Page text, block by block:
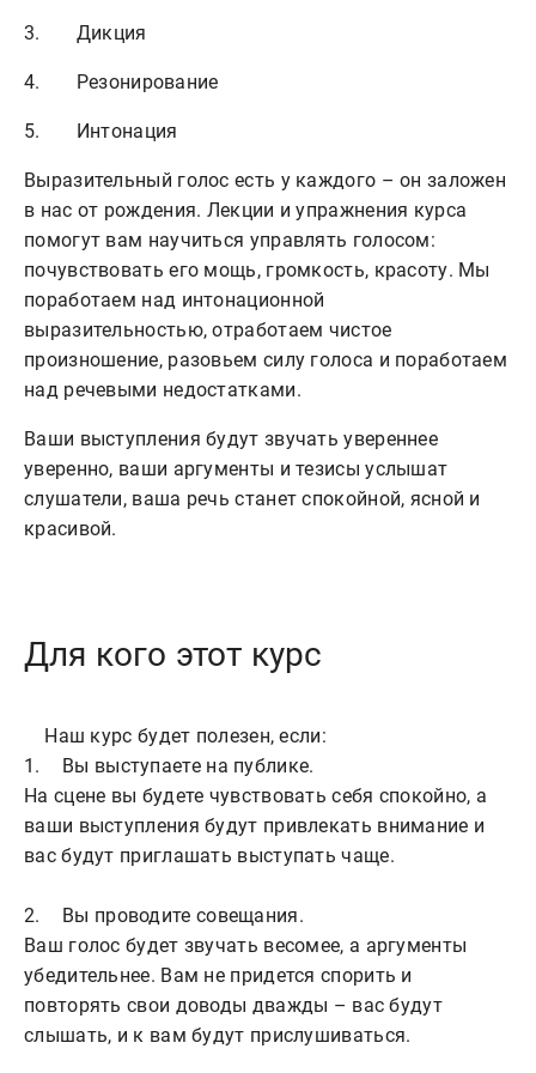
3. Дикция
4. Резонирование
5. Интонация
Выразительный голос есть у каждого – он заложен
в нас от рождения. Лекции и упражнения курса
помогут вам научиться управлять голосом:
почувствовать его мощь, громкость, красоту. Мы
поработаем над интонационной
выразительностью, отработаем чистое
произношение, разовьем силу голоса и поработаем
над речевыми недостатками.
Ваши выступления будут звучать увереннее
уверенно, ваши аргументы и тезисы услышат
слушатели, ваша речь станет спокойной, ясной и
красивой.
Для кого этот курс
1.	Вы выступаете на публике.
На сцене вы будете чувствовать себя спокойно, а
ваши выступления будут привлекать внимание и
вас будут приглашать выступать чаще.
2.	Вы проводите совещания.
Ваш голос будет звучать весомее, а аргументы
убедительнее. Вам не придется спорить и
повторять свои доводы дважды – вас будут
слышать, и к вам будут прислушиваться.